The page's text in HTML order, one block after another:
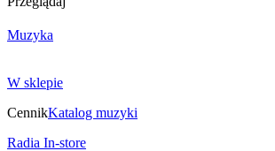
Muzyka
W sklepie
CennikKatalog muzyki
Radia In-store